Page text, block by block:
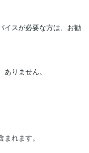
イスが必要な方は、お勧
りません。
れます。